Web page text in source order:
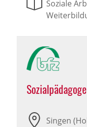
Soziale
Singen